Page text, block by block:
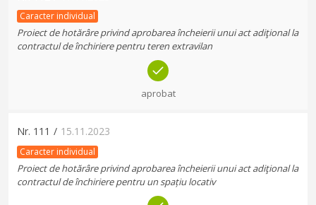
Caracter individual
Proiect de hotărâre privind aprobarea încheierii unui act adiţional la
contractul de închiriere pentru teren extravilan
aprobat
Nr. 111 / 15.11.2023
Caracter individual
Proiect de hotărâre privind aprobarea încheierii unui act adiţional la
contractul de închiriere pentru un spațiu locativ